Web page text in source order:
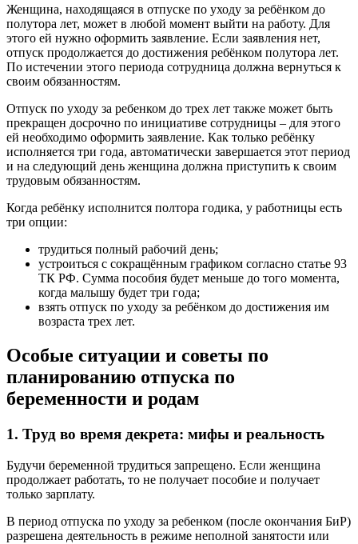
Женщина, находящаяся в отпуске по уходу за ребёнком до
полутора лет, может в любой момент выйти на работу. Для
этого ей нужно оформить заявление. Если заявления нет,
отпуск продолжается до достижения ребёнком полутора лет.
По истечении этого периода сотрудница должна вернуться к
своим обязанностям.
Отпуск по уходу за ребенком до трех лет также может быть
прекращен досрочно по инициативе сотрудницы – для этого
ей необходимо оформить заявление. Как только ребёнку
исполняется три года, автоматически завершается этот период
и на следующий день женщина должна приступить к своим
трудовым обязанностям.
Когда ребёнку исполнится полтора годика, у работницы есть
три опции:
трудиться полный рабочий день;
устроиться с сокращённым графиком согласно статье 93
ТК РФ. Сумма пособия будет меньше до того момента,
когда малышу будет три года;
взять отпуск по уходу за ребёнком до достижения им
возраста трех лет.
Особые ситуации и советы по
планированию отпуска по
беременности и родам
1. Труд во время декрета: мифы и реальность
Будучи беременной трудиться запрещено. Если женщина
продолжает работать, то не получает пособие и получает
только зарплату.
В период отпуска по уходу за ребенком (после окончания БиР)
разрешена деятельность в режиме неполной занятости или